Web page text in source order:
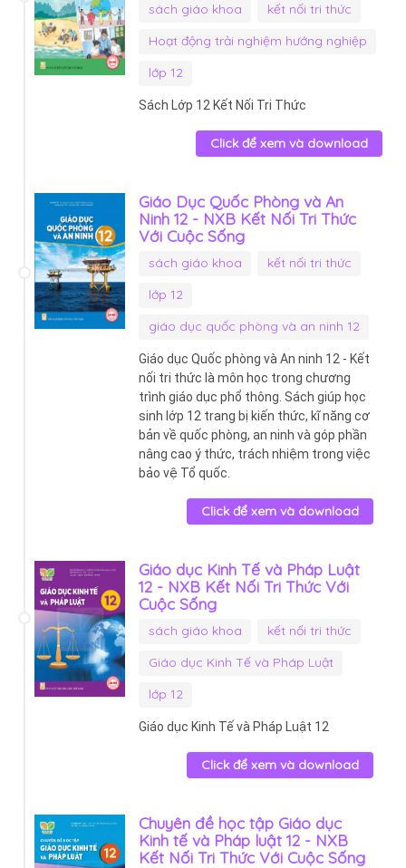
sách giáo khoa
kết nối tri thức
Hoạt động trải nghiệm hướng nghiệp
lớp 12
Sách Lớp 12 Kết Nối Tri Thức
Click để xem và download
Giáo Dục Quốc Phòng và An
Ninh 12 - NXB Kết Nối Tri Thức
Với Cuộc Sống
sách giáo khoa
kết nối tri thức
lớp 12
giáo dục quốc phòng và an ninh 12
Giáo dục Quốc phòng và An ninh 12 - Kết
nối tri thức là môn học trong chương
trình giáo dục phổ thông. Sách giúp học
sinh lớp 12 trang bị kiến thức, kĩ năng cơ
bản về quốc phòng, an ninh và góp phần
nâng cao ý thức, trách nhiệm trong việc
bảo vệ Tổ quốc.
Click để xem và download
Giáo dục Kinh Tế và Pháp Luật
12 - NXB Kết Nối Tri Thức Với
Cuộc Sống
sách giáo khoa
kết nối tri thức
Giáo dục Kinh Tế và Pháp Luật
lớp 12
Giáo dục Kinh Tế và Pháp Luật 12
Click để xem và download
Chuyên đề học tập Giáo dục
Kinh tế và Pháp luật 12 - NXB
Kết Nối Tri Thức Với Cuộc Sống